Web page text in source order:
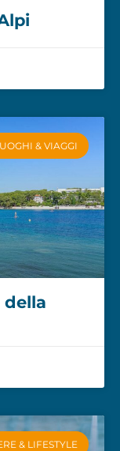
& VIAGGI
della
& LIFESTYLE